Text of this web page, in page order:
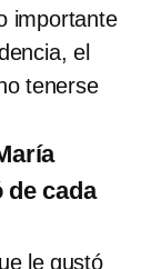
importante
el
tenerse
de cada
le gustó